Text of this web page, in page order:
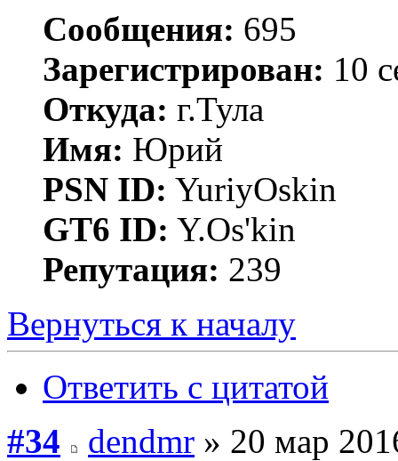
Сообщения: 695
Зарегистрирован: 10
Откуда: г.Тула
Имя: Юрий
PSN ID: YuriyOskin
GT6 ID: Y.Os'kin
Репутация: 239
Вернуться к началу
Ответить с цитатой
#34
dendmr » 20 мар